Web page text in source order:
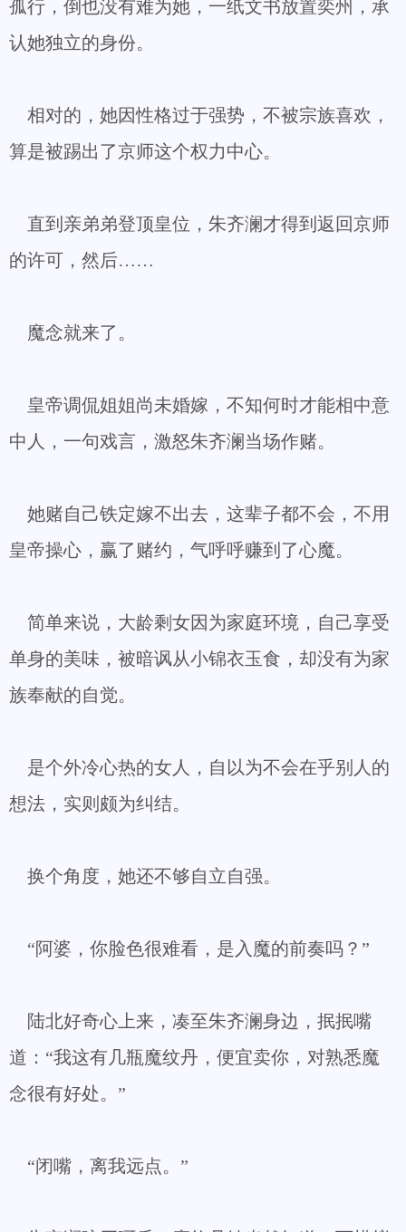
孤行，倒也没有难为她，一纸文书放置奕州，承
认她独立的身份。
相对的，她因性格过于强势，不被宗族喜欢，
算是被踢出了京师这个权力中心。
直到亲弟弟登顶皇位，朱齐澜才得到返回京师
的许可，然后……
魔念就来了。
皇帝调侃姐姐尚未婚嫁，不知何时才能相中意
中人，一句戏言，激怒朱齐澜当场作赌。
她赌自己铁定嫁不出去，这辈子都不会，不用
皇帝操心，赢了赌约，气呼呼赚到了心魔。
简单来说，大龄剩女因为家庭环境，自己享受
单身的美味，被暗讽从小锦衣玉食，却没有为家
族奉献的自觉。
是个外冷心热的女人，自以为不会在乎别人的
想法，实则颇为纠结。
换个角度，她还不够自立自强。
“阿婆，你脸色很难看，是入魔的前奏吗？”
陆北好奇心上来，凑至朱齐澜身边，抿抿嘴
道：“我这有几瓶魔纹丹，便宜卖你，对熟悉魔
念很有好处。”
“闭嘴，离我远点。”